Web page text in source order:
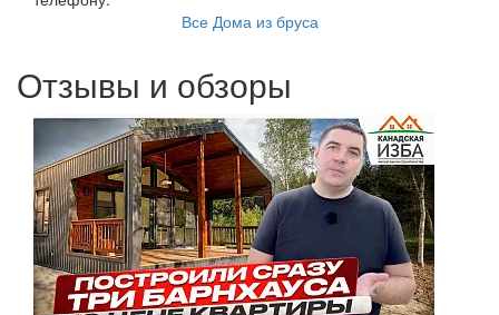
Все Дома из бруса
Отзывы и обзоры